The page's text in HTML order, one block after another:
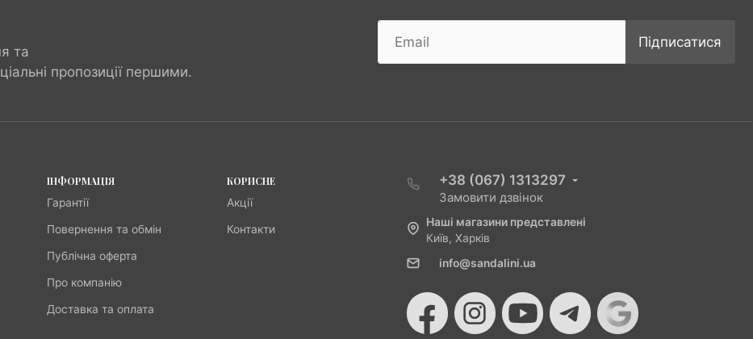
та
пропозиції першими.
Підписатися
ІНФОРМАЦІЯ
Гарантії
Повернення та обмін
Публічна оферта
Про компанію
Доставка та оплата
КОРИСНЕ
Акції
Контакти
+38 (067) 1313297
Замовити дзвінок
Наші магазини представлені
Київ, Харків
info@sandalini.ua